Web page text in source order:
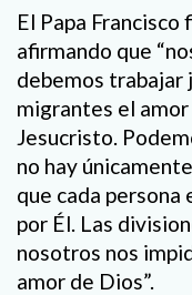
El Papa
afirmando que
debemos trabajar
migrantes el
Jesucristo.
no hay
que cada persona
por Él. Las
nosotros nos
amor de Dios”.